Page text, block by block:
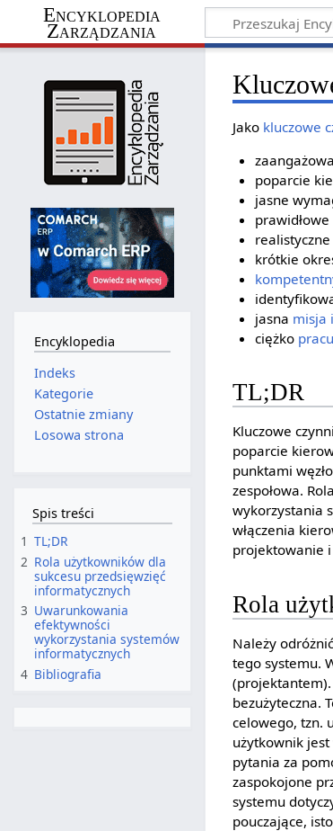
Encyklopedia
Zarządzania
Jako kluczowe
poparcie
jasne
prawidłowe
krótkie
jasna misja
ciężko
TL;DR
Kluczowe
poparcie
punktami
zespołowa.
wykorzystania
włączenia
projektowanie
Rola
Należy
tego systemu.
bezużyteczna.
celowego, tzn.
użytkownik
pytania za
zaspokojone
systemu
pouczające,
Encyklopedia
Indeks
Kategorie
Ostatnie zmiany
Losowa strona
Spis treści
1 TL;DR
2 Rola użytkowników dla
sukcesu przedsięwzięć
informatycznych
3 Uwarunkowania
efektywności
wykorzystania systemów
informatycznych
4 Bibliografia